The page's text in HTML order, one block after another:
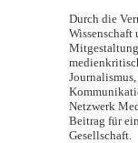
Durch die
Wissenschaft
Netzwerk
Beitrag für
Gesellschaft.